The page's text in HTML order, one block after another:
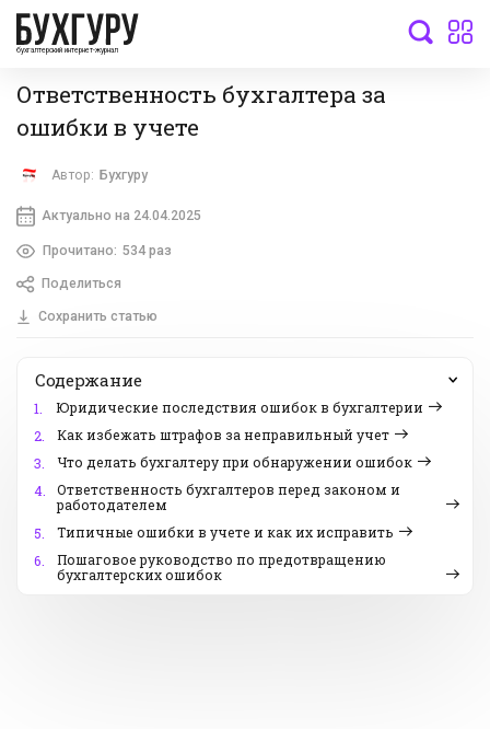
бухгалтерский интернет-журнал
Ответственность бухгалтера за
ошибки в учете
Автор: Бухгуру
Актуально на 24.04.2025
Прочитано: 534 раз
Поделиться
Сохранить статью
Содержание
1.
Юридические последствия ошибок в бухгалтерии
2.
Как избежать штрафов за неправильный учет
3.
Что делать бухгалтеру при обнаружении ошибок
4.
Ответственность бухгалтеров перед законом и
работодателем
5.
Типичные ошибки в учете и как их исправить
6.
Пошаговое руководство по предотвращению
бухгалтерских ошибок